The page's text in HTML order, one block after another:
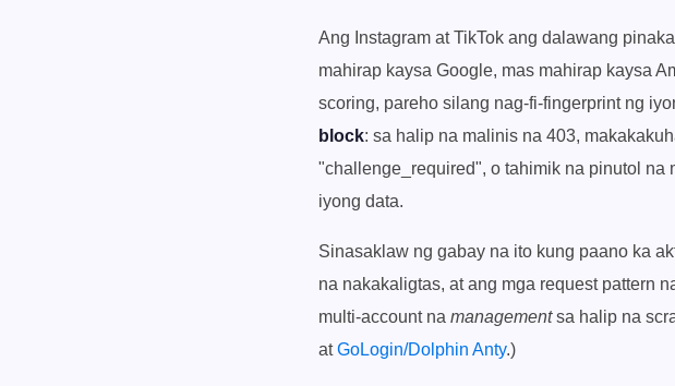
Ang Instagram at TikTok ang dalawang
mahirap kaysa Google, mas mahirap kaysa
scoring, pareho silang nag-fi-fingerprint ng
block: sa halip na malinis na 403,
"challenge_required", o tahimik na pinutol na
iyong data.
Sinasaklaw ng gabay na ito kung paano ka
na nakakaligtas, at ang mga request pattern
multi-account na managementsa halip na
atGoLogin/Dolphin Anty.)